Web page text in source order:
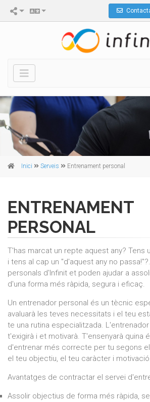
Inici Serveis Entrenament personal
ENTRENAMENT
PERSONAL
T'has marcat un repte aquest any? Tens
i tens al cap un "d'aquest any no
personals d'Infinit et poden ajudar a
d'una forma més ràpida, segura i eficaç.
Un entrenador personal és un tècnic
avaluarà les teves necessitats i el teu
te una rutina especialitzada.
t'exigirà i et motivarà. T'ensenyarà quina
d'entrenar més correcte per tu segons
el teu objectiu, el teu caràcter i motivació.
Avantatges de contractar el servei
Assolir objectius de forma més ràpida,